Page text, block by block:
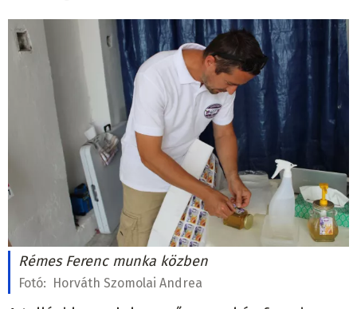
Rémes Ferenc munka közben
Fotó: Horváth Szomolai Andrea